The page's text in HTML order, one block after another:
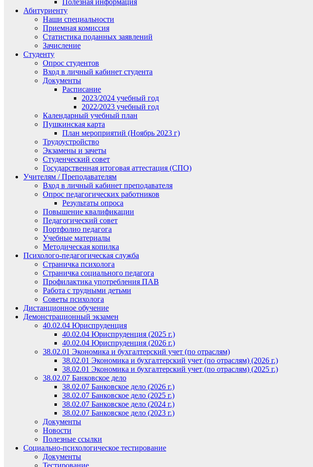
Полезная информация
Абитуриенту
Наши специальности
Приемная комиссия
Статистика поданных заявлений
Зачисление
Студенту
Опрос студентов
Вход в личный кабинет студента
Документы
Расписание
2023/2024 учебный год
2022/2023 учебный год
Календарный учебный план
Пушкинская карта
План мероприятий (Ноябрь 2023 г)
Трудоустройство
Экзамены и зачеты
Студенческий совет
Государственная итоговая аттестация (СПО)
Учителям / Преподавателям
Вход в личный кабинет преподавателя
Опрос педагогических работников
Результаты опроса
Повышение квалификации
Педагогический совет
Портфолио педагога
Учебные материалы
Методическая копилка
Психолого-педагогическая служба
Страничка психолога
Страничка социального педагога
Профилактика употребления ПАВ
Работа с трудными детьми
Советы психолога
Дистанционное обучение
Демонстрационный экзамен
40.02.04 Юриспруденция
40.02.04 Юриспруденция (2025 г.)
40.02.04 Юриспруденция (2026 г.)
38.02.01 Экономика и бухгалтерский учет (по отраслям)
38.02.01 Экономика и бухгалтерский учет (по отраслям) (2026 г.)
38.02.01 Экономика и бухгалтерский учет (по отраслям) (2025 г.)
38.02.07 Банковское дело
38.02.07 Банковское дело (2026 г.)
38.02.07 Банковское дело (2025 г.)
38.02.07 Банковское дело (2024 г.)
38.02.07 Банковское дело (2023 г.)
Документы
Новости
Полезные ссылки
Социально-психологическое тестирование
Документы
Тестирование